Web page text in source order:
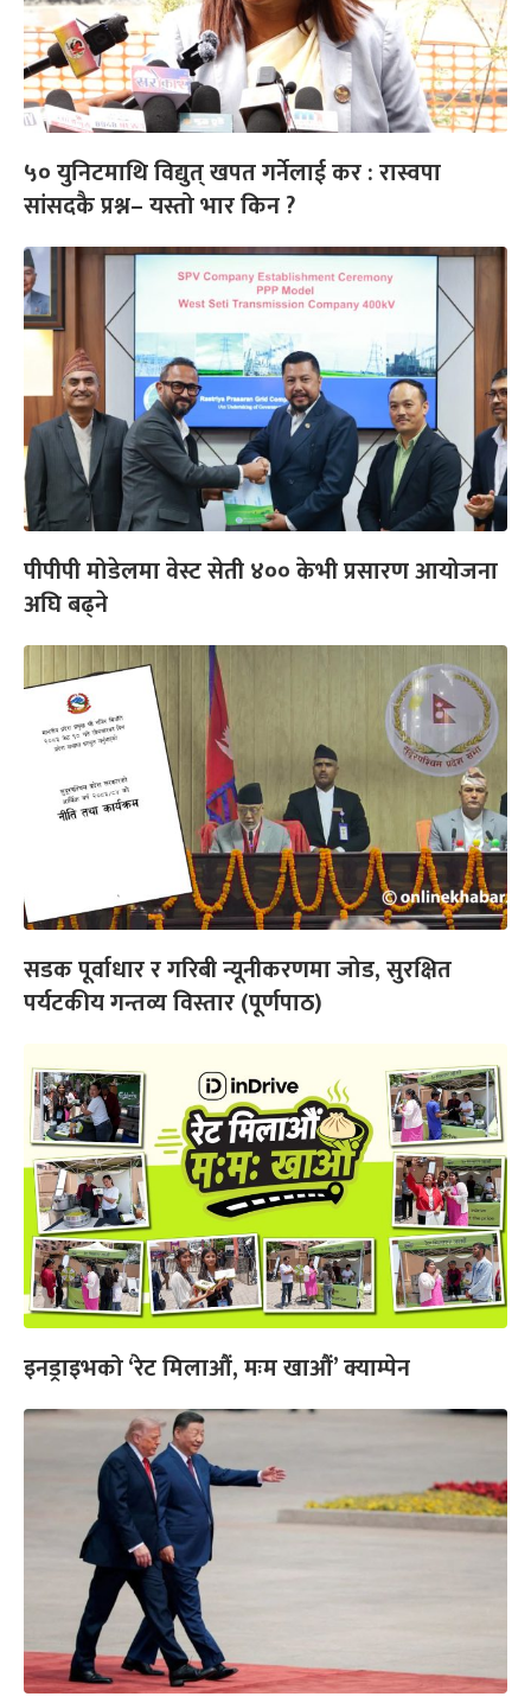
५० युनिटमाथि विद्युत् खपत गर्नेलाई कर : रास्वपा
सांसदकै प्रश्न– यस्तो भार किन ?
पीपीपी मोडेलमा वेस्ट सेती ४०० केभी प्रसारण आयोजना
अघि बढ्ने
सडक पूर्वाधार र गरिबी न्यूनीकरणमा जोड, सुरक्षित
पर्यटकीय गन्तव्य विस्तार (पूर्णपाठ)
इनड्राइभको ‘रेट मिलाऔं, मःम खाऔं’ क्याम्पेन